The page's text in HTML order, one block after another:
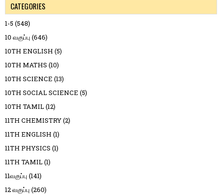
CATEGORIES
1-5 (548)
10 வகுப்பு (646)
10TH ENGLISH (5)
10TH MATHS (10)
10TH SCIENCE (13)
10TH SOCIAL SCIENCE (5)
10TH TAMIL(12)
11TH CHEMISTRY(2)
11TH ENGLISH (1)
11TH PHYSICS (1)
11TH TAMIL(1)
11வகுப்பு (141)
12 வகுப்பு (260)